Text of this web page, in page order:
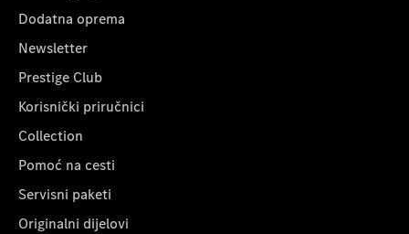
Dodatna oprema
Newsletter
Prestige Club
Korisnički priručnici
Collection
Pomoć na cesti
Servisni paketi
Originalni dijelovi